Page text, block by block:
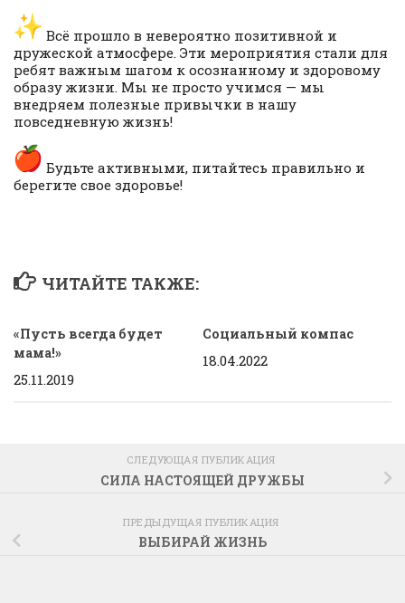
Всё прошло в невероятно позитивной и
дружеской атмосфере. Эти мероприятия стали для
ребят важным шагом к осознанному и здоровому
образу жизни. Мы не просто учимся — мы
внедряем полезные привычки в нашу
повседневную жизнь!
Будьте активными, питайтесь правильно и
берегите свое здоровье!
ЧИТАЙТЕ ТАКЖЕ:
«Пусть всегда будет
мама!»
25.11.2019
Социальный компас
18.04.2022
СЛЕДУЮЩАЯ ПУБЛИКАЦИЯ
СИЛА НАСТОЯЩЕЙ ДРУЖБЫ
ПРЕДЫДУЩАЯ ПУБЛИКАЦИЯ
ВЫБИРАЙ ЖИЗНЬ